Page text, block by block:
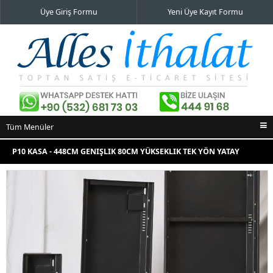
Üye Giriş Formu Yeni Üye Kayıt Formu
Tüm Menüler
Ana Sayfa
İndirimli Ürünler
Alışveriş Sepeti
P10 KASA - 448CM GENIŞLIK 80CM YÜKSEKLIK TEK YÖN YATAY